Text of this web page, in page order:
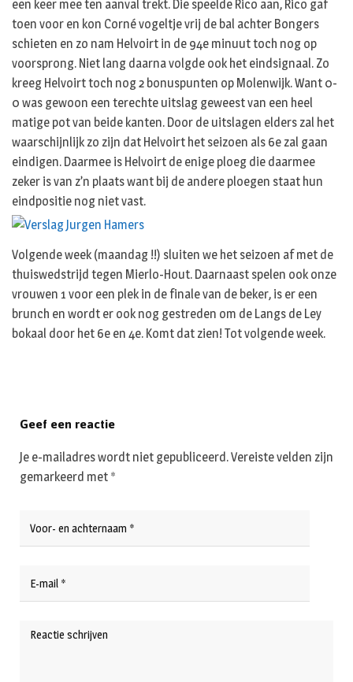
een keer mee ten aanval trekt. Die speelde Rico aan, Rico gaf
toen voor en kon Corné vogeltje vrij de bal achter Bongers
schieten en zo nam Helvoirt in de 94e minuut toch nog op
voorsprong. Niet lang daarna volgde ook het eindsignaal. Zo
kreeg Helvoirt toch nog 2 bonuspunten op Molenwijk. Want 0-
0 was gewoon een terechte uitslag geweest van een heel
matige pot van beide kanten. Door de uitslagen elders zal het
waarschijnlijk zo zijn dat Helvoirt het seizoen als 6e zal gaan
eindigen. Daarmee is Helvoirt de enige ploeg die daarmee
zeker is van z’n plaats want bij de andere ploegen staat hun
eindpositie nog niet vast.
Volgende week (maandag !!) sluiten we het seizoen af met de
thuiswedstrijd tegen Mierlo-Hout. Daarnaast spelen ook onze
vrouwen 1 voor een plek in de finale van de beker, is er een
brunch en wordt er ook nog gestreden om de Langs de Ley
bokaal door het 6e en 4e. Komt dat zien! Tot volgende week.
Geef een reactie
Je e-mailadres wordt niet gepubliceerd.Vereiste velden zijn
gemarkeerd met *